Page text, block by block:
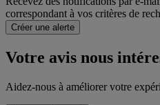
correspondant à vos critères de
Créer une alerte
Votre avis nous
Aidez-nous à améliorer votre